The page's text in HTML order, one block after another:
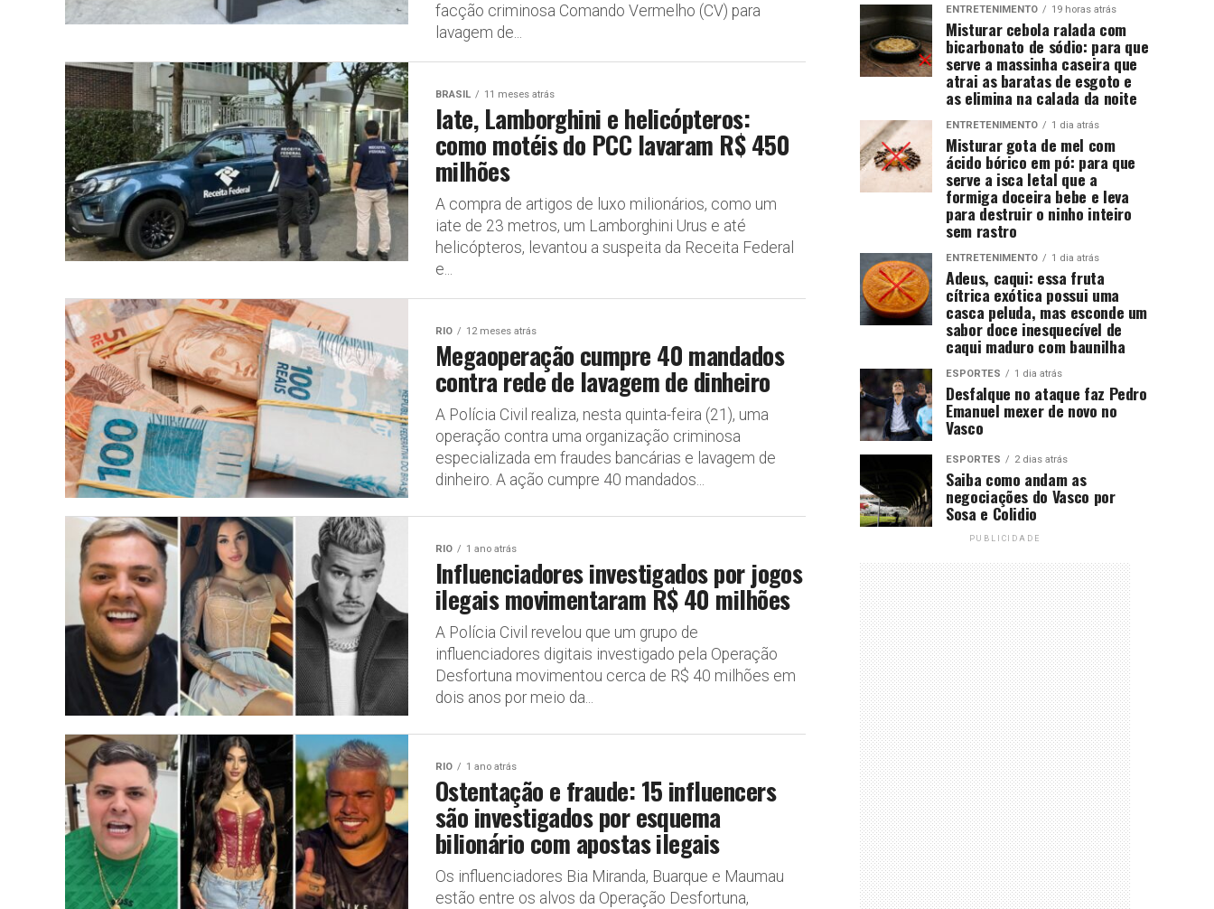
facção criminosa Comando Vermelho (CV) para
lavagem de...
BRASIL 11 meses atrás
Iate, Lamborghini e helicópteros:
como motéis do PCC lavaram R$ 450
milhões
A compra de artigos de luxo milionários, como um
iate de 23 metros, um Lamborghini Urus e até
helicópteros, levantou a suspeita da Receita Federal
e...
RIO 12 meses atrás
Megaoperação cumpre 40 mandados
contra rede de lavagem de dinheiro
A Polícia Civil realiza, nesta quinta-feira (21), uma
operação contra uma organização criminosa
especializada em fraudes bancárias e lavagem de
dinheiro. A ação cumpre 40 mandados...
RIO 1 ano atrás
Influenciadores investigados por jogos
ilegais movimentaram R$ 40 milhões
A Polícia Civil revelou que um grupo de
influenciadores digitais investigado pela Operação
Desfortuna movimentou cerca de R$ 40 milhões em
dois anos por meio da...
RIO 1 ano atrás
Ostentação e fraude: 15 influencers
são investigados por esquema
bilionário com apostas ilegais
Os influenciadores Bia Miranda, Buarque e Maumau
estão entre os alvos da Operação Desfortuna,
ENTRETENIMENTO 19 horas atrás
Misturar cebola ralada com
bicarbonato de sódio: para que
serve a massinha caseira que
atrai as baratas de esgoto e
as elimina na calada da noite
ENTRETENIMENTO 1 dia atrás
Misturar gota de mel com
ácido bórico em pó: para que
serve a isca letal que a
formiga doceira bebe e leva
para destruir o ninho inteiro
sem rastro
ENTRETENIMENTO 1 dia atrás
Adeus, caqui: essa fruta
cítrica exótica possui uma
casca peluda, mas esconde um
sabor doce inesquecível de
caqui maduro com baunilha
ESPORTES 1 dia atrás
Desfalque no ataque faz Pedro
Emanuel mexer de novo no
Vasco
ESPORTES 2 dias atrás
Saiba como andam as
negociações do Vasco por
Sosa e Colidio
PUBLICIDADE